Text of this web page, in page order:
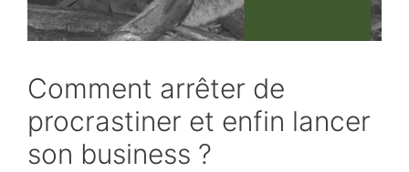
Comment arrêter de
procrastiner et enfin lancer
son business ?